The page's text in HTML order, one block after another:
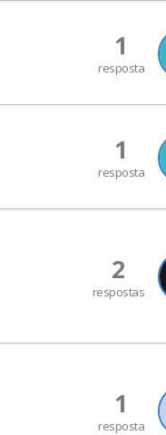
1
resposta
1
resposta
2
respostas
1
resposta